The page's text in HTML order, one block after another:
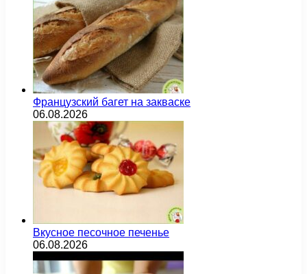
Французский багет на закваске
06.08.2026
Вкусное песочное печенье
06.08.2026